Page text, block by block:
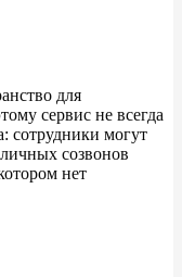
для
сервис не всегда
сотрудники могут
созвонов
нет